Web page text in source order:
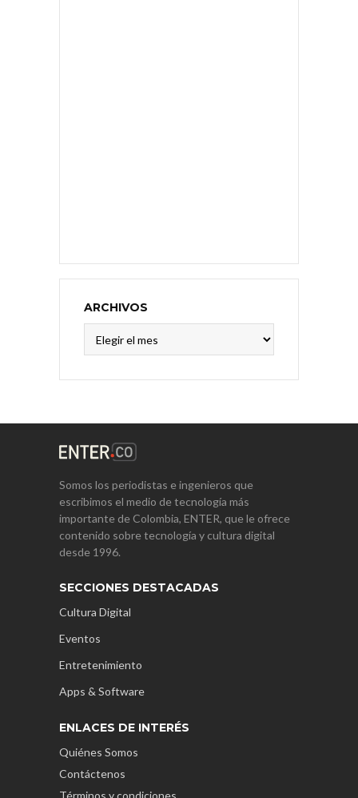
ARCHIVOS
Somos los periodistas e ingenieros que
escribimos el medio de tecnología más
importante de Colombia, ENTER, que le ofrece
contenido sobre tecnología y cultura digital
desde 1996.
SECCIONES DESTACADAS
Cultura Digital
Eventos
Entretenimiento
Apps & Software
ENLACES DE INTERÉS
Quiénes Somos
Contáctenos
Términos y condiciones